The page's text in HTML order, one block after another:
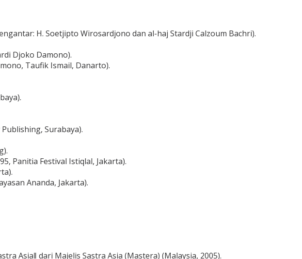
H. Soetjipto Wirosardjono dan al-haj Stardji Calzoum Bachri).
Djoko Damono).
Taufik Ismail, Danarto).
Publishing, Surabaya).
Panitia Festival Istiqlal, Jakarta).
Ananda, Jakarta).
Asia‖ dari Majelis Sastra Asia (Mastera) (Malaysia, 2005).